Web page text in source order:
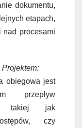
dokumentu,
etapach,
nad procesami
obiegowa jest
przepływ
takiej jak
czy